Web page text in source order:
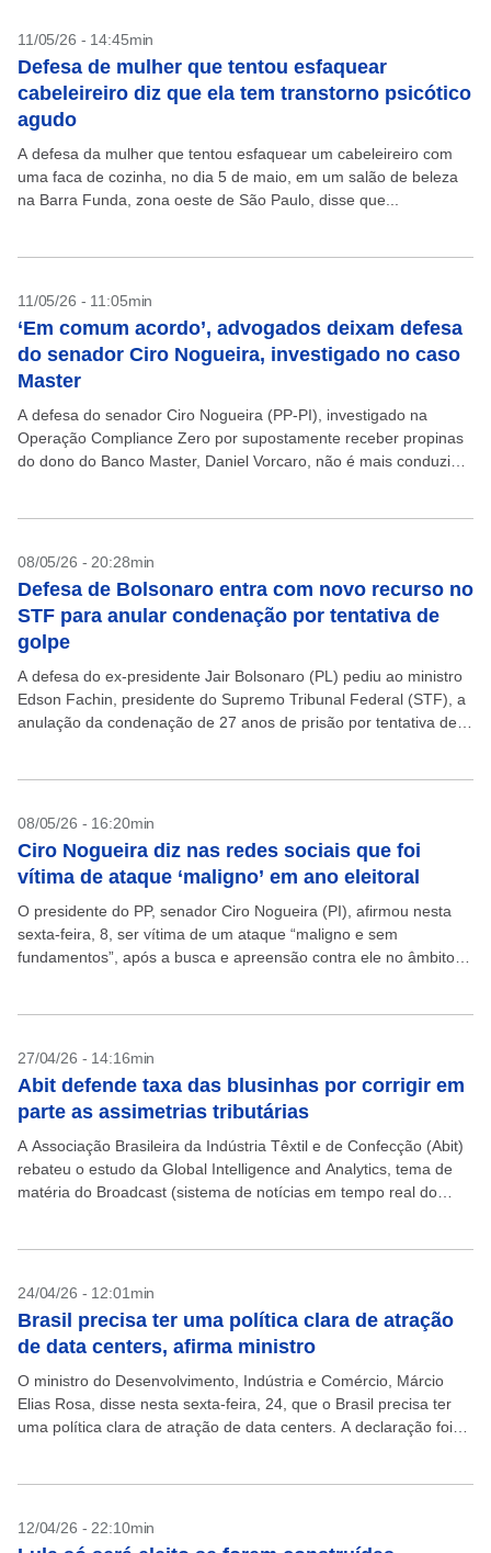
11/05/26 - 14:45min
Defesa de mulher que tentou esfaquear
cabeleireiro diz que ela tem transtorno psicótico
agudo
A defesa da mulher que tentou esfaquear um cabeleireiro com
uma faca de cozinha, no dia 5 de maio, em um salão de beleza
na Barra Funda, zona oeste de São Paulo, disse que...
11/05/26 - 11:05min
‘Em comum acordo’, advogados deixam defesa
do senador Ciro Nogueira, investigado no caso
Master
A defesa do senador Ciro Nogueira (PP-PI), investigado na
Operação Compliance Zero por supostamente receber propinas
do dono do Banco Master, Daniel Vorcaro, não é mais conduzida
08/05/26 - 20:28min
Defesa de Bolsonaro entra com novo recurso no
STF para anular condenação por tentativa de
golpe
A defesa do ex-presidente Jair Bolsonaro (PL) pediu ao ministro
Edson Fachin, presidente do Supremo Tribunal Federal (STF), a
anulação da condenação de 27 anos de prisão por tentativa de
08/05/26 - 16:20min
Ciro Nogueira diz nas redes sociais que foi
vítima de ataque ‘maligno’ em ano eleitoral
O presidente do PP, senador Ciro Nogueira (PI), afirmou nesta
sexta-feira, 8, ser vítima de um ataque “maligno e sem
fundamentos”, após a busca e apreensão contra ele no âmbito
27/04/26 - 14:16min
Abit defende taxa das blusinhas por corrigir em
parte as assimetrias tributárias
A Associação Brasileira da Indústria Têxtil e de Confecção (Abit)
rebateu o estudo da Global Intelligence and Analytics, tema de
matéria do Broadcast (sistema de notícias em tempo real do
24/04/26 - 12:01min
Brasil precisa ter uma política clara de atração
de data centers, afirma ministro
O ministro do Desenvolvimento, Indústria e Comércio, Márcio
Elias Rosa, disse nesta sexta-feira, 24, que o Brasil precisa ter
uma política clara de atração de data centers. A declaração foi
12/04/26 - 22:10min